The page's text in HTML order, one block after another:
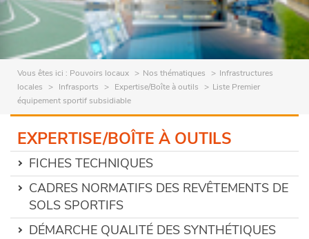
Vous êtes ici : Pouvoirs locaux Nos thématiques
Infrastructures
locales
Infrasports Expertise/Boîte à outils
Liste Premier
équipement sportif subsidiable
EXPERTISE/BOÎTE À OUTILS
FICHES TECHNIQUES
CADRES NORMATIFS DES REVÊTEMENTS DE
SOLS SPORTIFS
DÉMARCHE QUALITÉ DES SYNTHÉTIQUES